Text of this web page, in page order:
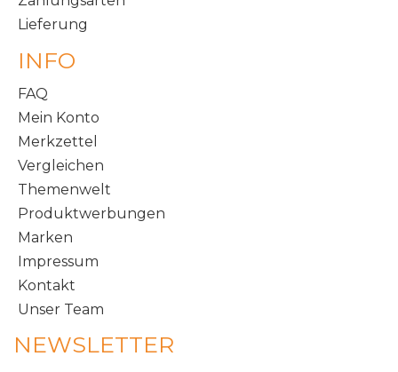
Lieferung
INFO
FAQ
Mein Konto
Merkzettel
Vergleichen
Themenwelt
Produktwerbungen
Marken
Impressum
Kontakt
Unser Team
NEWSLETTER